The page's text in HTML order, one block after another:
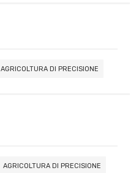
AGRICOLTURA DI PRECISIONE
AGRICOLTURA DI PRECISIONE